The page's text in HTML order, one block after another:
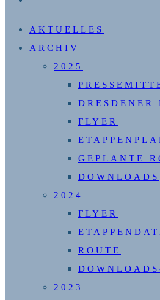
UMSCHALTEN
AKTUELLES
ARCHIV
2025
DRESDENER
FLYER
GEPLANTE
DOWNLOADS
2024
FLYER
ROUTE
2023